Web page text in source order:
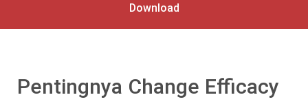
Download
Pentingnya Change Efficacy